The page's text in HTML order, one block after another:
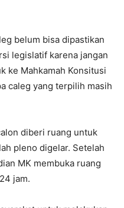
belum bisa dipastikan
legislatif karena jangan
ke Mahkamah Konsitusi
caleg yang terpilih masih
diberi ruang untuk
pleno digelar. Setelah
MK membuka ruang
jam.